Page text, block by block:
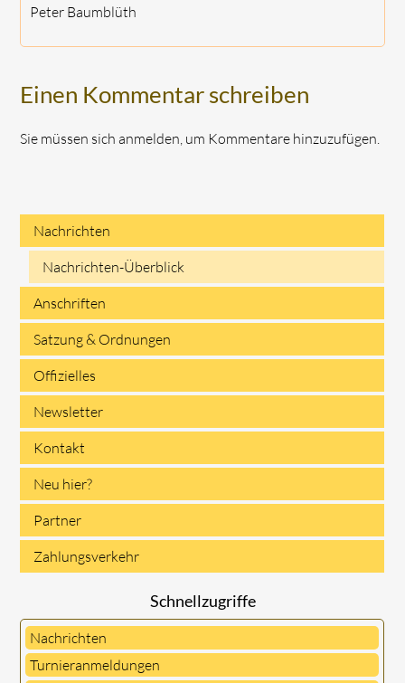
Peter Baumblüth
Einen Kommentar schreiben
Sie müssen sich anmelden, um Kommentare hinzuzufügen.
Navigation
überspringen
Nachrichten
Nachrichten-Überblick
Anschriften
Satzung & Ordnungen
Offizielles
Newsletter
Kontakt
Neu hier?
Partner
Zahlungsverkehr
Schnellzugriffe
Nachrichten
Turnieranmeldungen